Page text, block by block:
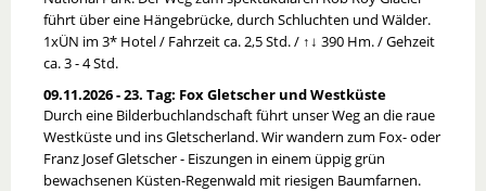
führt über eine Hängebrücke, durch Schluchten und Wälder.
1xÜN im 3* Hotel / Fahrzeit ca. 2,5 Std. / ↑↓ 390 Hm. / Gehzeit
ca. 3 - 4 Std.
09.11.2026 - 23. Tag: Fox Gletscher und Westküste
Durch eine Bilderbuchlandschaft führt unser Weg an die raue
Westküste und ins Gletscherland. Wir wandern zum Fox- oder
Franz Josef Gletscher - Eiszungen in einem üppig grün
bewachsenen Küsten-Regenwald mit riesigen Baumfarnen.